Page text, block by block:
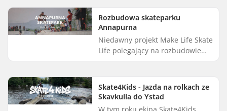
5% naszych wpływów z Czarnego
Piąt...
Rozbudowa skateparku
Annapurna
Niedawny projekt Make Life Skate
Life polegający na rozbudowie
Annapurna Skatepark w Pokhara
wsparty przez klientów Sk...
Skate4Kids - Jazda na rolkach ze
Skavkulla do Ystad